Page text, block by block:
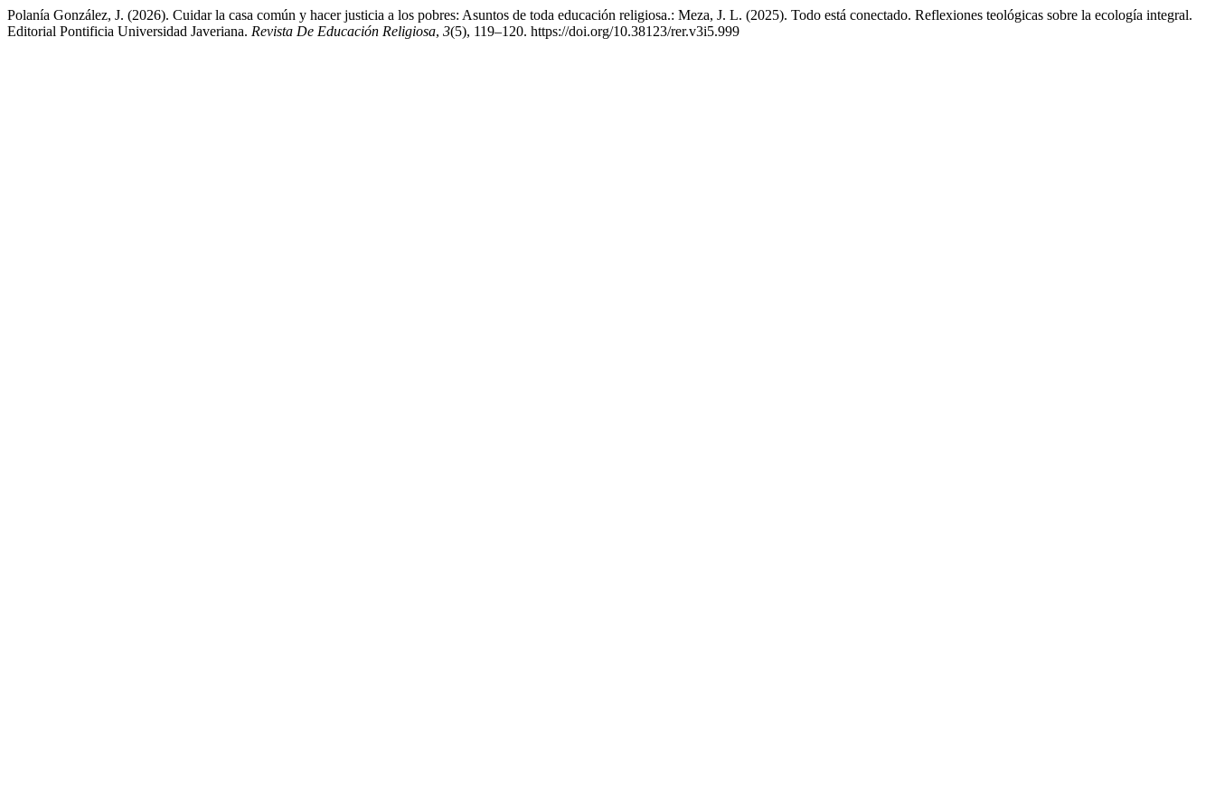
Polanía González, J. (2026). Cuidar la casa común y hacer justicia a los pobres: Asuntos de toda educación religiosa.: Meza, J. L. (2025). Todo está conectado. Reflexiones teológicas sobre la ecología integral.
Editorial Pontificia Universidad Javeriana. Revista De Educación Religiosa, 3(5), 119–120. https://doi.org/10.38123/rer.v3i5.999